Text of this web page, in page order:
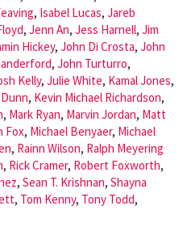
, Isabel Lucas, Jareb
, Jenn An, Jess Harnell, Jim
Hickey, John Di Crosta, John
, John Turturro,
Kelly, Julie White, Kamal Jones,
, Kevin Michael Richardson,
, Mark Ryan, Marvin Jordan, Matt
Fox, Michael Benyaer, Michael
, Rainn Wilson, Ralph Meyering
, Rick Cramer, Robert Foxworth,
, Sean T. Krishnan, Shayna
, Tom Kenny, Tony Todd,